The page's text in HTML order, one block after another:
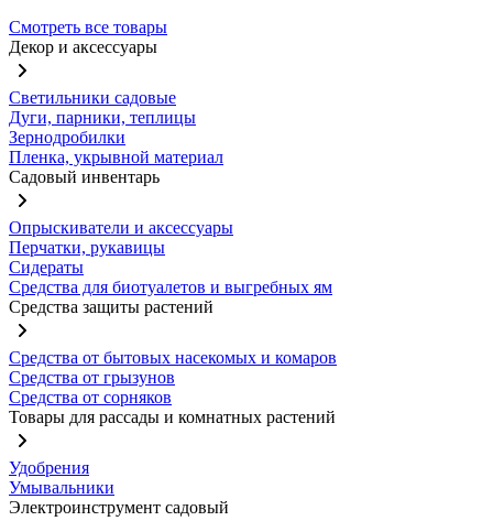
Смотреть все товары
Декор и аксессуары
Светильники садовые
Дуги, парники, теплицы
Зернодробилки
Пленка, укрывной материал
Садовый инвентарь
Опрыскиватели и аксессуары
Перчатки, рукавицы
Сидераты
Средства для биотуалетов и выгребных ям
Средства защиты растений
Средства от бытовых насекомых и комаров
Средства от грызунов
Средства от сорняков
Товары для рассады и комнатных растений
Удобрения
Умывальники
Электроинструмент садовый